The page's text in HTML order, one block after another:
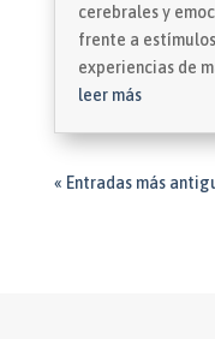
cerebrales y
frente a
experiencias de
leer más
« Entradas más